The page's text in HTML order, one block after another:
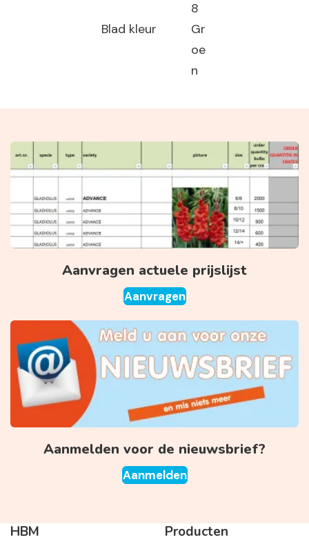
8
Blad kleur
Gr
oe
n
Aanvragen actuele prijslijst
Aanvragen
Aanmelden voor de nieuwsbrief?
Aanmelden
HBM Producten